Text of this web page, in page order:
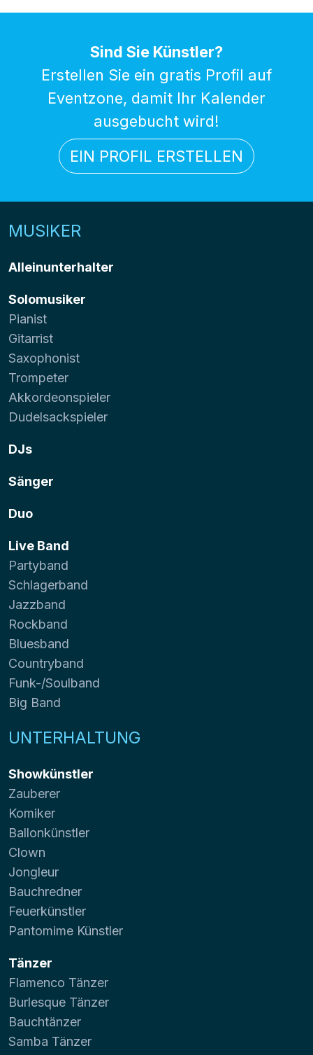
Sind Sie Künstler?
Erstellen Sie ein gratis Profil auf
Eventzone, damit Ihr Kalender
ausgebucht wird!
EIN PROFIL ERSTELLEN
MUSIKER
Alleinunterhalter
Solomusiker
Pianist
Gitarrist
Saxophonist
Trompeter
Akkordeonspieler
Dudelsackspieler
DJs
Sänger
Duo
Live Band
Partyband
Schlagerband
Jazzband
Rockband
Bluesband
Countryband
Funk-/Soulband
Big Band
UNTERHALTUNG
Showkünstler
Zauberer
Komiker
Ballonkünstler
Clown
Jongleur
Bauchredner
Feuerkünstler
Pantomime Künstler
Tänzer
Flamenco Tänzer
Burlesque Tänzer
Bauchtänzer
Samba Tänzer